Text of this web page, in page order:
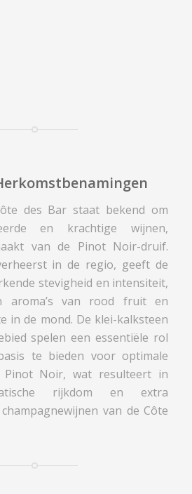
des Bar staat bekend om
en krachtige wijnen,
van de Pinot Noir-druif.
in de regio, geeft de
stevigheid en intensiteit,
aroma’s van rood fruit en
in de mond. De klei-kalksteen
spelen een essentiële rol
te bieden voor optimale
Pinot Noir, wat resulteert in
rijkdom en extra
van de Côte